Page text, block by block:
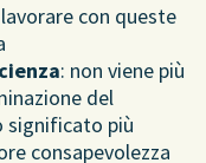
con queste
: non viene più
del
significato più
consapevolezza